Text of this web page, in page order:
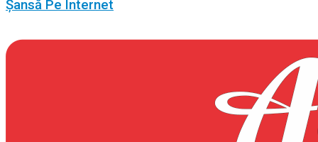
Șansă Pe Internet